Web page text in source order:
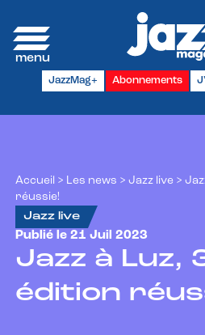
JazzMag+ Abonnements
Accueil > Les news > Jazz live >
réussie!
Jazz live
Publié le 21 Juil 2023
Jazz à Luz,
édition